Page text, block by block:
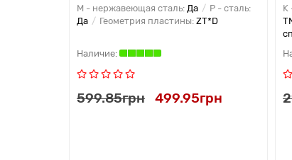
M - нержавеющая сталь: Да
P - сталь:
Да
Геометрия пластины: ZT*D
599.85грн 499.95грн
K